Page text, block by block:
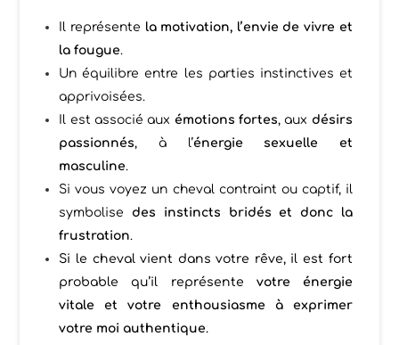
Il représente la motivation, l’envie de vivre et
la fougue.
Un équilibre entre les parties instinctives et
apprivoisées.
Il est associé aux émotions fortes, aux désirs
passionnés, à l’énergie sexuelle et
masculine.
Si vous voyez un cheval contraint ou captif, il
symbolise des instincts bridés et donc la
frustration.
Si le cheval vient dans votre rêve, il est fort
probable qu’il représente votre énergie
vitale et votre enthousiasme à exprimer
votre moi authentique.